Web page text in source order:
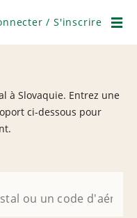
/ S'inscrire
à Slovaquie. Entrez une
ci-dessous pour